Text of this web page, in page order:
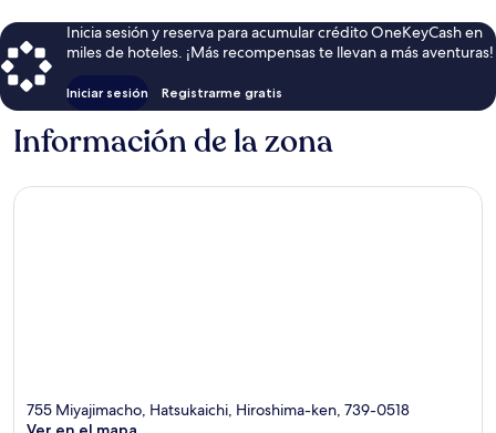
Inicia sesión y reserva para acumular crédito OneKeyCash en
miles de hoteles. ¡Más recompensas te llevan a más aventuras!
Iniciar sesión Registrarme gratis
Información de la zona
755 Miyajimacho, Hatsukaichi, Hiroshima-ken, 739-0518